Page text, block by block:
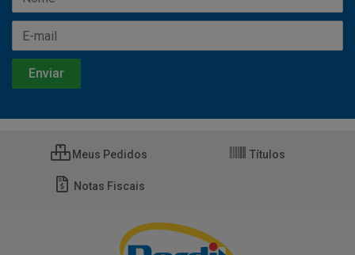
Meus Pedidos Títulos
Notas Fiscais